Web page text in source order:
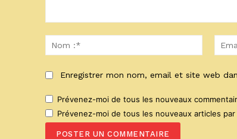
:*
Enregistrer mon nom, email et site web
Prévenez-moi de tous les nouveaux
Prévenez-moi de tous les nouveaux articles par